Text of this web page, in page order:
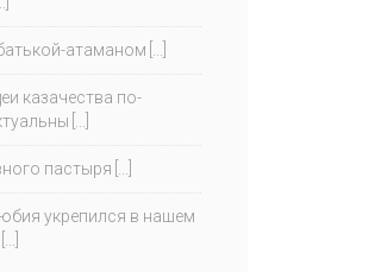
атаманом
казачества по-
пастыря
укрепился в нашем